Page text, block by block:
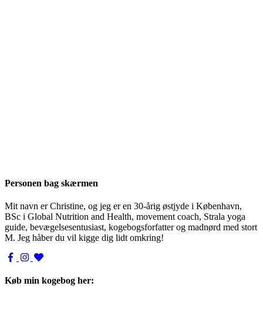
Personen bag skærmen
Mit navn er Christine, og jeg er en 30-årig østjyde i København,
BSc i Global Nutrition and Health, movement coach, Strala yoga
guide, bevægelsesentusiast, kogebogsforfatter og madnørd med stort
M. Jeg håber du vil kigge dig lidt omkring!
Køb min kogebog her: